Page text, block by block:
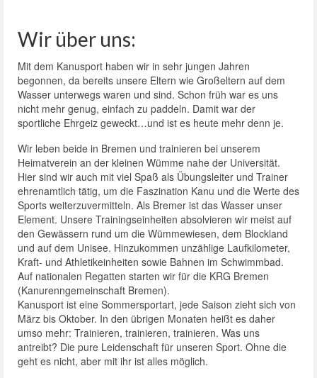
Wir über uns:
Mit dem Kanusport haben wir in sehr jungen Jahren
begonnen, da bereits unsere Eltern wie Großeltern auf dem
Wasser unterwegs waren und sind. Schon früh war es uns
nicht mehr genug, einfach zu paddeln. Damit war der
sportliche Ehrgeiz geweckt…und ist es heute mehr denn je.
Wir leben beide in Bremen und trainieren bei unserem
Heimatverein an der kleinen Wümme nahe der Universität.
Hier sind wir auch mit viel Spaß als Übungsleiter und Trainer
ehrenamtlich tätig, um die Faszination Kanu und die Werte des
Sports weiterzuvermitteln. Als Bremer ist das Wasser unser
Element. Unsere Trainingseinheiten absolvieren wir meist auf
den Gewässern rund um die Wümmewiesen, dem Blockland
und auf dem Unisee. Hinzukommen unzählige Laufkilometer,
Kraft- und Athletikeinheiten sowie Bahnen im Schwimmbad.
Auf nationalen Regatten starten wir für die KRG Bremen
(Kanurenngemeinschaft Bremen).
Kanusport ist eine Sommersportart, jede Saison zieht sich von
März bis Oktober. In den übrigen Monaten heißt es daher
umso mehr: Trainieren, trainieren, trainieren. Was uns
antreibt? Die pure Leidenschaft für unseren Sport. Ohne die
geht es nicht, aber mit ihr ist alles möglich.